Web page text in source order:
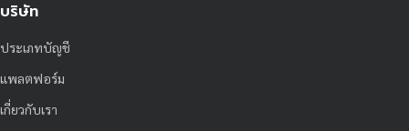
บริษัท
ประเภทบัญชี
แพลตฟอร์ม
เกี่ยวกับเรา